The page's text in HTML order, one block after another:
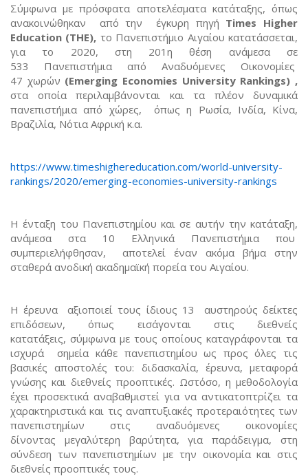
Σύμφωνα με πρόσφατα αποτελέσματα κατάταξης, όπως
ανακοινώθηκαν από την έγκυρη πηγή Times Higher
Education (THE), το Πανεπιστήμιο Αιγαίου κατατάσσεται,
για το 2020, στη 201η θέση ανάμεσα σε
533 Πανεπιστήμια από Αναδυόμενες Οικονομίες
47 χωρών (Emerging Economies University Rankings) ,
στα οποία περιλαμβάνονται και τα πλέον δυναμικά
πανεπιστήμια από χώρες, όπως η Ρωσία, Ινδία, Κίνα,
Βραζιλία, Νότια Αφρική κ.α.
https://www.timeshighereducation.com/world-university-
rankings/2020/emerging-economies-university-rankings
Η ένταξη του Πανεπιστημίου και σε αυτήν την κατάταξη,
ανάμεσα στα 10 Ελληνικά Πανεπιστήμια που
συμπεριελήφθησαν, αποτελεί έναν ακόμα βήμα στην
σταθερά ανοδική ακαδημαϊκή πορεία του Αιγαίου.
Η έρευνα αξιοποιεί τους ίδιους 13 αυστηρούς δείκτες
επιδόσεων, όπως εισάγονται στις διεθνείς
κατατάξεις, σύμφωνα με τους οποίους καταγράφονται τα
ισχυρά σημεία κάθε πανεπιστημίου ως προς όλες τις
βασικές αποστολές του: διδασκαλία, έρευνα, μεταφορά
γνώσης και διεθνείς προοπτικές. Ωστόσο, η μεθοδολογία
έχει προσεκτικά αναβαθμιστεί για να αντικατοπτρίζει τα
χαρακτηριστικά και τις αναπτυξιακές προτεραιότητες των
πανεπιστημίων στις αναδυόμενες οικονομίες
δίνοντας μεγαλύτερη βαρύτητα, για παράδειγμα, στη
σύνδεση των πανεπιστημίων με την οικονομία και στις
διεθνείς προοπτικές τους.